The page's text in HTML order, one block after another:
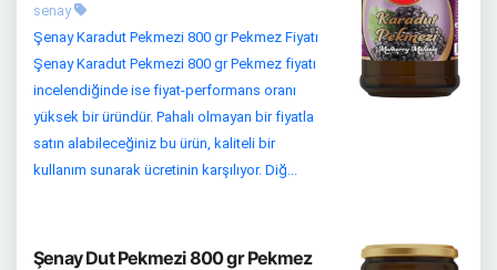
senay
Şenay Karadut Pekmezi 800 gr Pekmez Fiyatı
Şenay Karadut Pekmezi 800 gr Pekmez fiyatı
incelendiğinde ise fiyat-performans oranı
yüksek bir üründür. Pahalı olmayan bir fiyatla
satın alabileceğiniz bu ürün, kaliteli bir
kullanım sunarak ücretinin karşılıyor. Diğ...
Şenay Dut Pekmezi 800 gr Pekmez